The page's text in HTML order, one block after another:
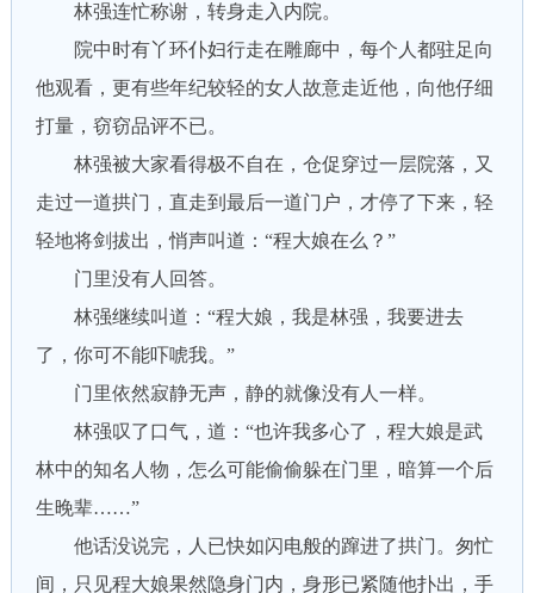
林强连忙称谢，转身走入内院。
院中时有丫环仆妇行走在雕廊中，每个人都驻足向
他观看，更有些年纪较轻的女人故意走近他，向他仔细
打量，窃窃品评不已。
林强被大家看得极不自在，仓促穿过一层院落，又
走过一道拱门，直走到最后一道门户，才停了下来，轻
轻地将剑拔出，悄声叫道：“程大娘在么？”
门里没有人回答。
林强继续叫道：“程大娘，我是林强，我要进去
了，你可不能吓唬我。”
门里依然寂静无声，静的就像没有人一样。
林强叹了口气，道：“也许我多心了，程大娘是武
林中的知名人物，怎么可能偷偷躲在门里，暗算一个后
生晚辈……”
他话没说完，人已快如闪电般的蹿进了拱门。匆忙
间，只见程大娘果然隐身门内，身形已紧随他扑出，手